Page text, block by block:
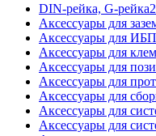
DIN-рейка, G-рейка
Аксессуары для
Аксессуары для ИБП
Аксессуары для
Аксессуары для
Аксессуары для
Аксессуары для
Аксессуары для
Аксессуары для